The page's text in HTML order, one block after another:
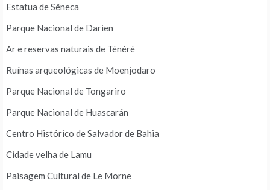
Estatua de Sêneca
Parque Nacional de Darien
Ar e reservas naturais de Ténéré
Ruínas arqueológicas de Moenjodaro
Parque Nacional de Tongariro
Parque Nacional de Huascarán
Centro Histórico de Salvador de Bahia
Cidade velha de Lamu
Paisagem Cultural de Le Morne